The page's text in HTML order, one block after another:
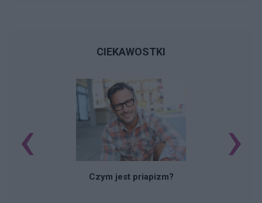
CIEKAWOSTKI
Czym jest priapizm?
‹ ›